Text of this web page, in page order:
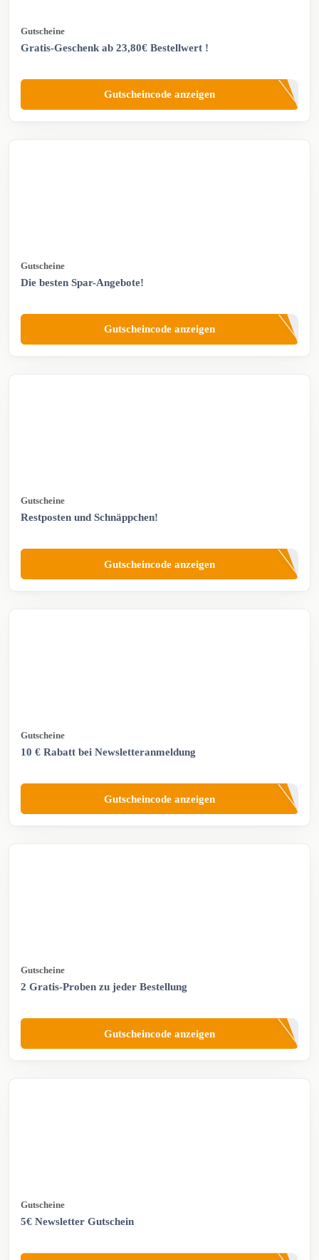
Gutscheine
Gratis-Geschenk ab 23,80€ Bestellwert !
Gutscheincode anzeigen
Gutscheine
Die besten Spar-Angebote!
Gutscheincode anzeigen
Gutscheine
Restposten und Schnäppchen!
Gutscheincode anzeigen
Gutscheine
10 € Rabatt bei Newsletteranmeldung
Gutscheincode anzeigen
Gutscheine
2 Gratis-Proben zu jeder Bestellung
Gutscheincode anzeigen
Gutscheine
5€ Newsletter Gutschein